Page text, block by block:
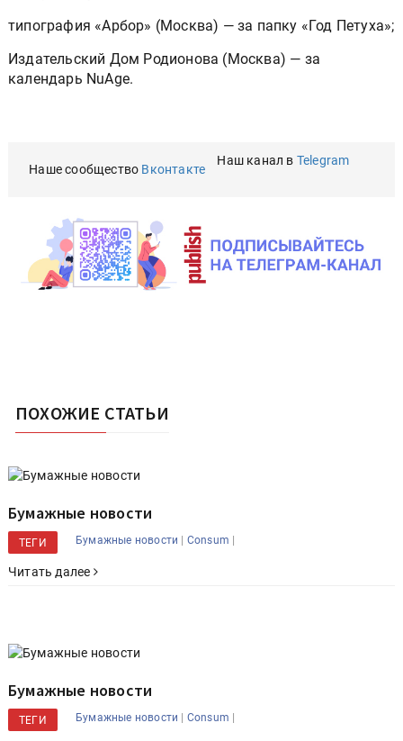
типография «Арбор» (Москва) — за папку «Год Петуха»;
Издательский Дом Родионова (Москва) — за
календарь NuAge.
Наше сообщество Вконтакте
Наш канал в Telegram
ПОХОЖИЕ СТАТЬИ
Бумажные новости
ТЕГИ Бумажные новости | Consum |
Читать далее
Бумажные новости
ТЕГИ Бумажные новости | Consum |